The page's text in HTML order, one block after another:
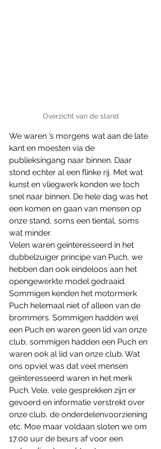
Overzicht van de stand
We waren ’s morgens wat aan de late
kant en moesten via de
publieksingang naar binnen. Daar
stond echter al een flinke rij. Met wat
kunst en vliegwerk konden we toch
snel naar binnen. De hele dag was het
een komen en gaan van mensen op
onze stand, soms een tiental, soms
wat minder.
Velen waren geïnteresseerd in het
dubbelzuiger principe van Puch, we
hebben dan ook eindeloos aan het
opengewerkte model gedraaid.
Sommigen kenden het motormerk
Puch helemaal niet of alleen van de
brommers. Sommigen hadden wel
een Puch en waren geen lid van onze
club, sommigen hadden een Puch en
waren ook al lid van onze club. Wat
ons opviel was dat veel mensen
geïnteresseerd waren in het merk
Puch. Vele, vele gesprekken zijn er
gevoerd en informatie verstrekt over
onze club, de onderdelenvoorziening
etc. Moe maar voldaan sloten we om
17.00 uur de beurs af voor een